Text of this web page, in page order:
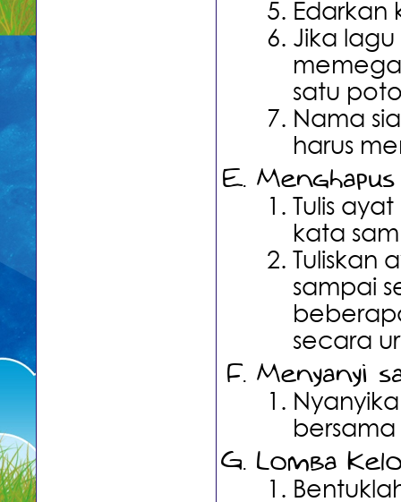
Edarkan
Jika
satu
Nama
harus
Tulis
kata
Tuliskan
sampai
secara
Menyanyi
Lomba